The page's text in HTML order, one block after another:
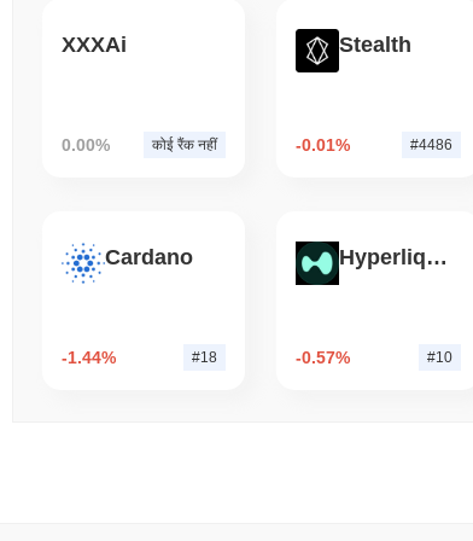
3 न्यूनतम पढ़ें
XXXAi
0.00% कोई रैंक नहीं
Stealth
-0.01% #4486
Cardano
-1.44% #18
Hyperliquid
-0.57% #10